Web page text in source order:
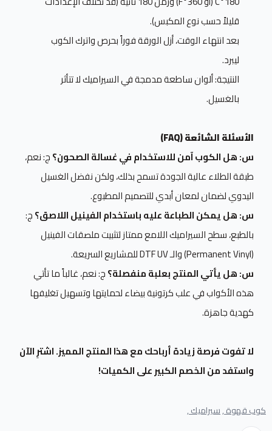
قليلاً حسب نوع المكبس).
بعد انتهاء الوقت، أزل الورقة فوراً بحرص واترك الكوب
ليبرد.
النتيجة: ألوان ساطعة مدمجة في السيراميك لا تتأثر
بالغسيل.
الأسئلة الشائعة (FAQ)
س: هل الكوب آمن للاستخدام في غسالة الصحون؟ج: نعم،
طبقة الطلاء عالية الجودة تسمح بذلك، ولكن نفضل الغسيل
اليدوي لضمان لمعان أبدي للتصميم المطبوع.
س: هل يمكن الطباعة عليه باستخدام الفينيل اللاصق؟ج:
بالطبع، سطح السيراميك اللامع ممتاز لتثبيت ملصقات الفينيل
(Permanent Vinyl) والـ DTF UV للمشاريع السريعة.
س: هل يأتي المنتج بعلبة منفصلة؟ج: نعم، غالباً ما تأتي
هذه الأكواب في علب كرتونية بيضاء لحمايتها وتسهيل تغليفها
كهدية جاهزة.
لا تفوت فرصة زيادة أرباحك مع هذا المنتج المميز. اشترِ الآن
واستفد من الخصم الكبير على الكميات!
كوب قهوة ,سيراميك ,